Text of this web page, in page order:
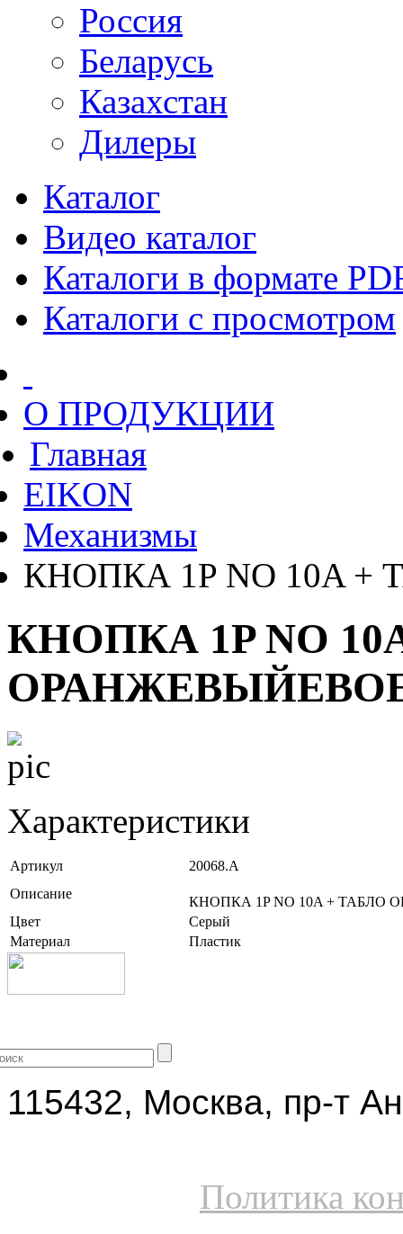
Россия
Беларусь
Казахстан
Дилеры
Каталог
Видео каталог
Каталоги в формате
Каталоги с просмотром
О ПРОДУКЦИИ
Главная
EIKON
Механизмы
КНОПКА 1P NO 10A
КНОПКА 1P NO
Характеристики
Артикул
20068.A
Описание
КНОПКА 1P NO 10A + ТАБЛО
Цвет
Серый
Материал
Пластик
115432, Москва, пр-т
Политика